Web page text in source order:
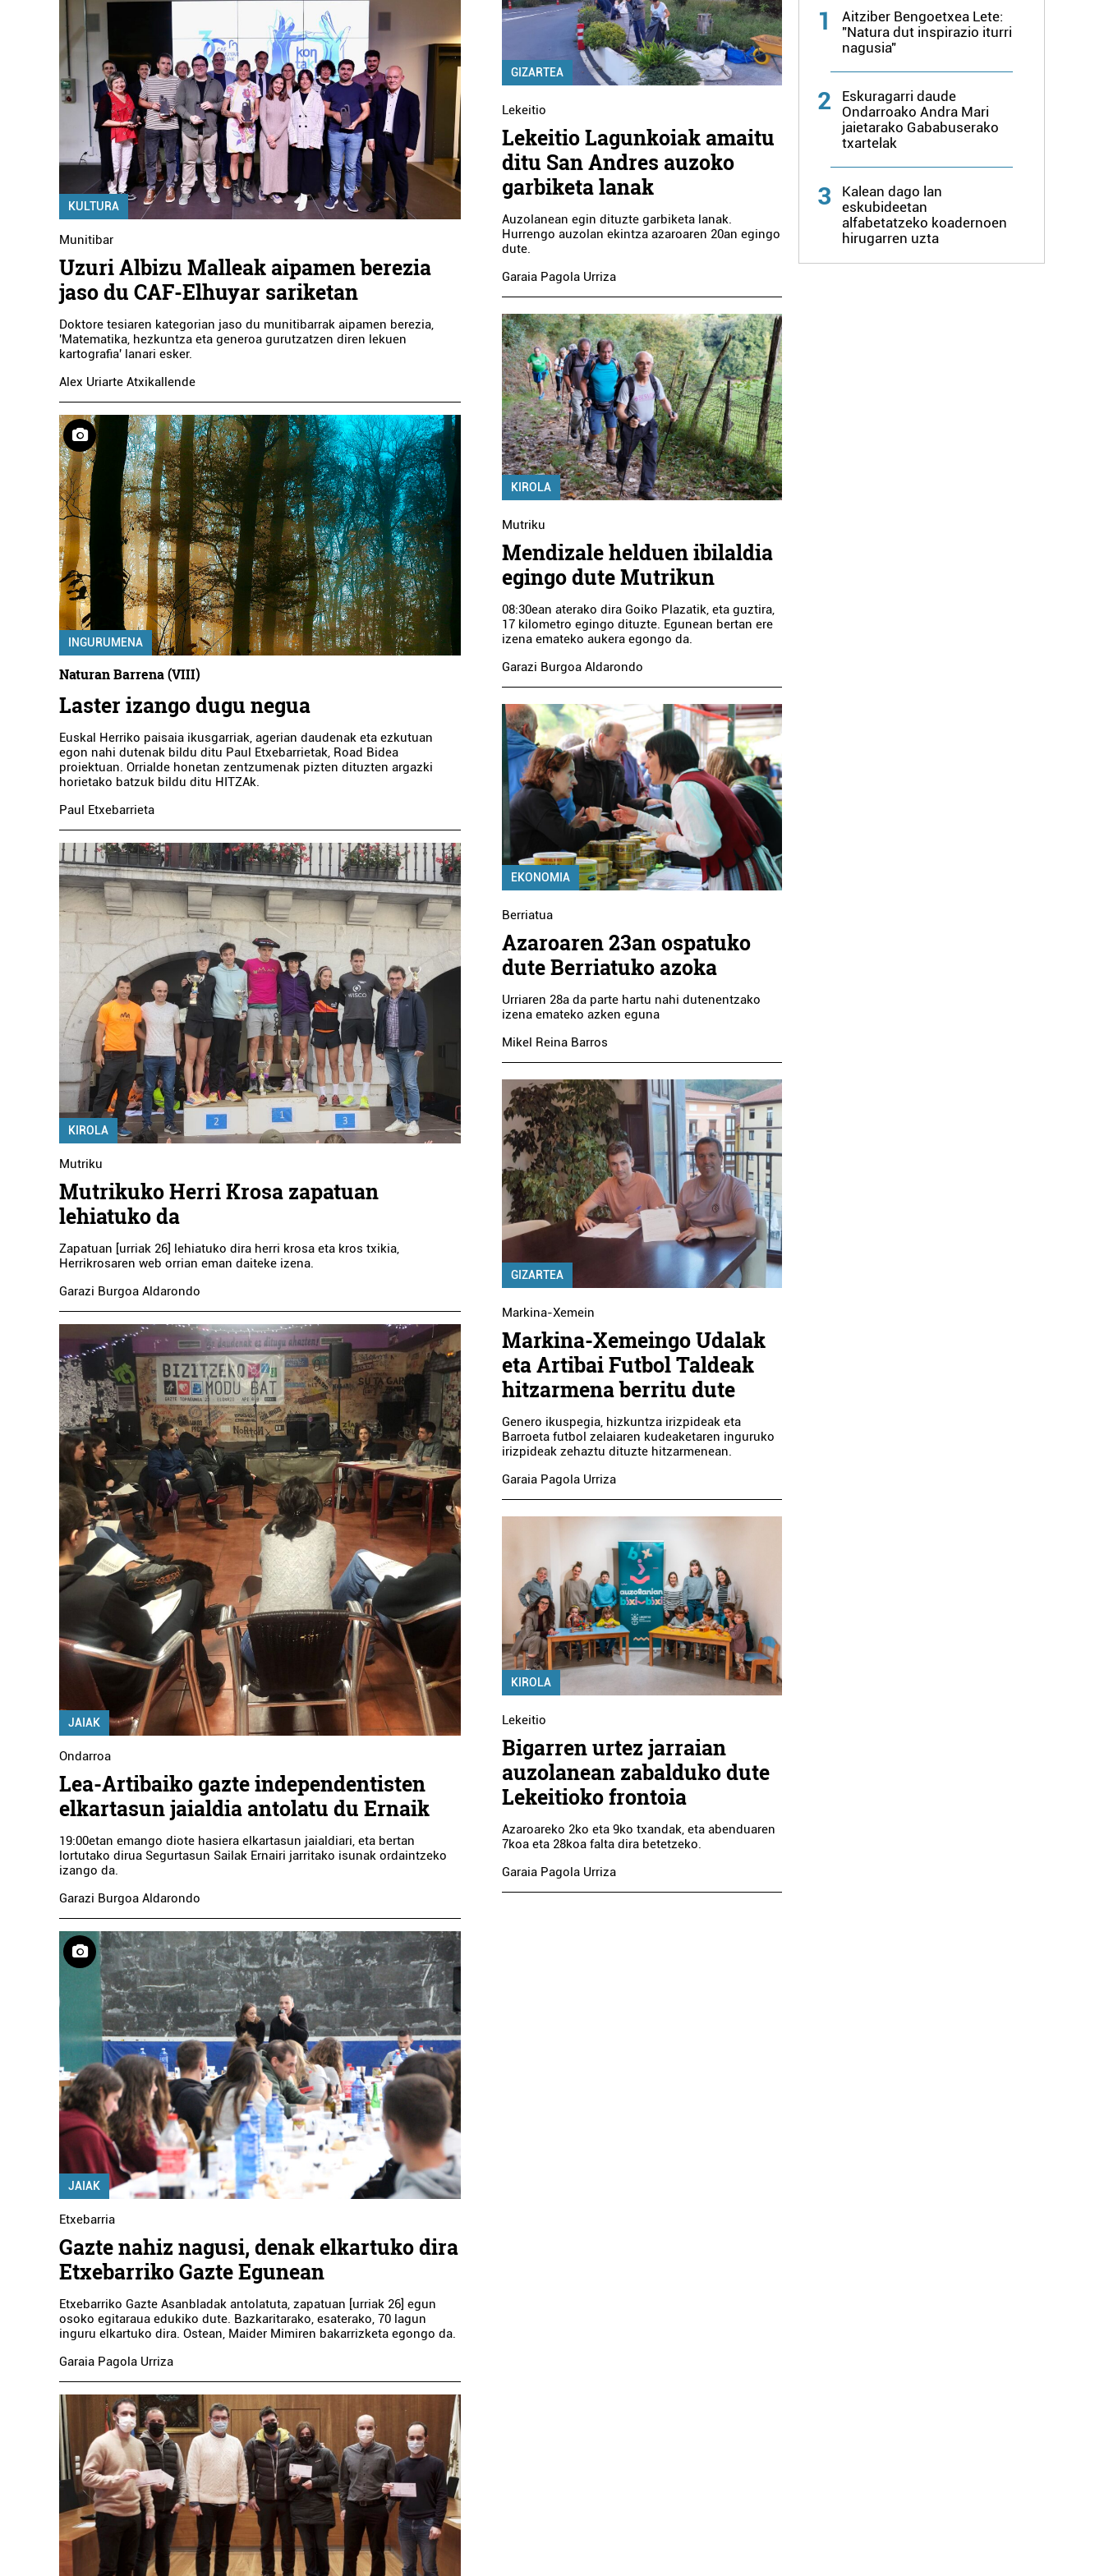
KULTURA
Munitibar
Uzuri Albizu Malleak aipamen berezia
jaso du CAF-Elhuyar sariketan
Doktore tesiaren kategorian jaso du munitibarrak aipamen berezia,
'Matematika, hezkuntza eta generoa gurutzatzen diren lekuen
kartografia' lanari esker.
Alex Uriarte Atxikallende
INGURUMENA
Naturan Barrena (VIII)
Laster izango dugu negua
Euskal Herriko paisaia ikusgarriak, agerian daudenak eta ezkutuan
egon nahi dutenak bildu ditu Paul Etxebarrietak, Road Bidea
proiektuan. Orrialde honetan zentzumenak pizten dituzten argazki
horietako batzuk bildu ditu HITZAk.
Paul Etxebarrieta
KIROLA
Mutriku
Mutrikuko Herri Krosa zapatuan
lehiatuko da
Zapatuan [urriak 26] lehiatuko dira herri krosa eta kros txikia,
Herrikrosaren web orrian eman daiteke izena.
Garazi Burgoa Aldarondo
JAIAK
Ondarroa
Lea-Artibaiko gazte independentisten
elkartasun jaialdia antolatu du Ernaik
19:00etan emango diote hasiera elkartasun jaialdiari, eta bertan
lortutako dirua Segurtasun Sailak Ernairi jarritako isunak ordaintzeko
izango da.
Garazi Burgoa Aldarondo
JAIAK
Etxebarria
Gazte nahiz nagusi, denak elkartuko dira
Etxebarriko Gazte Egunean
Etxebarriko Gazte Asanbladak antolatuta, zapatuan [urriak 26] egun
osoko egitaraua edukiko dute. Bazkaritarako, esaterako, 70 lagun
inguru elkartuko dira. Ostean, Maider Mimiren bakarrizketa egongo da.
Garaia Pagola Urriza
GIZARTEA
Lekeitio
Lekeitio Lagunkoiak amaitu
ditu San Andres auzoko
garbiketa lanak
Auzolanean egin dituzte garbiketa lanak.
Hurrengo auzolan ekintza azaroaren 20an egingo
dute.
Garaia Pagola Urriza
KIROLA
Mutriku
Mendizale helduen ibilaldia
egingo dute Mutrikun
08:30ean aterako dira Goiko Plazatik, eta guztira,
17 kilometro egingo dituzte. Egunean bertan ere
izena emateko aukera egongo da.
Garazi Burgoa Aldarondo
EKONOMIA
Berriatua
Azaroaren 23an ospatuko
dute Berriatuko azoka
Urriaren 28a da parte hartu nahi dutenentzako
izena emateko azken eguna
Mikel Reina Barros
GIZARTEA
Markina-Xemein
Markina-Xemeingo Udalak
eta Artibai Futbol Taldeak
hitzarmena berritu dute
Genero ikuspegia, hizkuntza irizpideak eta
Barroeta futbol zelaiaren kudeaketaren inguruko
irizpideak zehaztu dituzte hitzarmenean.
Garaia Pagola Urriza
KIROLA
Lekeitio
Bigarren urtez jarraian
auzolanean zabalduko dute
Lekeitioko frontoia
Azaroareko 2ko eta 9ko txandak, eta abenduaren
7koa eta 28koa falta dira betetzeko.
Garaia Pagola Urriza
1
Aitziber Bengoetxea Lete:
"Natura dut inspirazio iturri
nagusia"
2
Eskuragarri daude
Ondarroako Andra Mari
jaietarako Gababuserako
txartelak
3
Kalean dago lan
eskubideetan
alfabetatzeko koadernoen
hirugarren uzta